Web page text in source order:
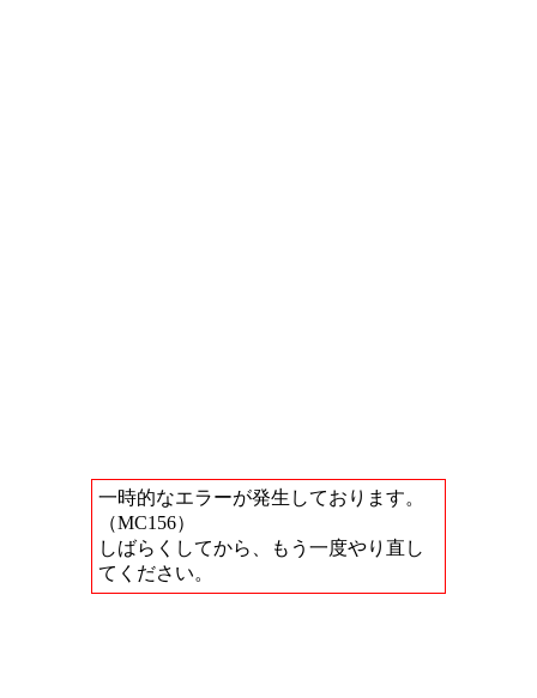
一時的なエラーが発生しております。
（MC156）
しばらくしてから、もう一度やり直し
てください。